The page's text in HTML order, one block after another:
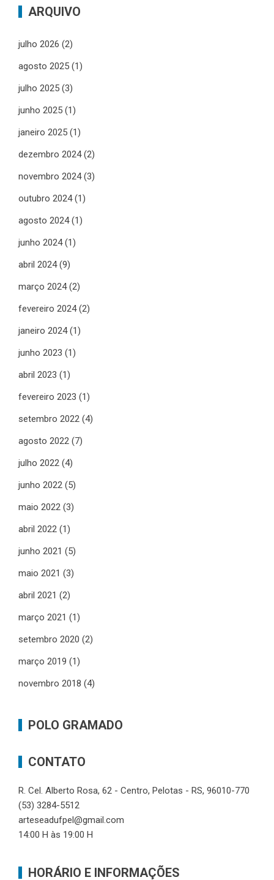
ARQUIVO
julho 2026 (2)
agosto 2025 (1)
julho 2025 (3)
junho 2025 (1)
janeiro 2025 (1)
dezembro 2024(2)
novembro 2024(3)
outubro 2024(1)
agosto 2024(1)
junho 2024(1)
abril 2024(9)
março 2024(2)
fevereiro 2024(2)
janeiro 2024(1)
junho 2023 (1)
abril 2023 (1)
fevereiro 2023 (1)
setembro 2022 (4)
agosto 2022 (7)
julho 2022 (4)
junho 2022 (5)
maio 2022 (3)
abril 2022 (1)
junho 2021 (5)
maio 2021 (3)
abril 2021 (2)
março 2021 (1)
setembro 2020 (2)
março 2019 (1)
novembro 2018 (4)
POLO GRAMADO
CONTATO
R. Cel. Alberto Rosa, 62 - Centro, Pelotas - RS, 96010-770
(53) 3284-5512
arteseadufpel@gmail.com
14:00 H às 19:00 H
HORÁRIO E INFORMAÇÕES